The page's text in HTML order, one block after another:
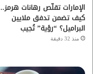
الإمارات تقلّص رهانات هرمز..
كيف تضمن تدفق ملايين
البراميل؟ “رؤية” تُجيب
منذ 32 دقيقة